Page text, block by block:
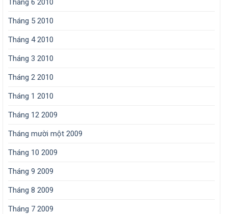
Tháng 6 2010
Tháng 5 2010
Tháng 4 2010
Tháng 3 2010
Tháng 2 2010
Tháng 1 2010
Tháng 12 2009
Tháng mười một 2009
Tháng 10 2009
Tháng 9 2009
Tháng 8 2009
Tháng 7 2009